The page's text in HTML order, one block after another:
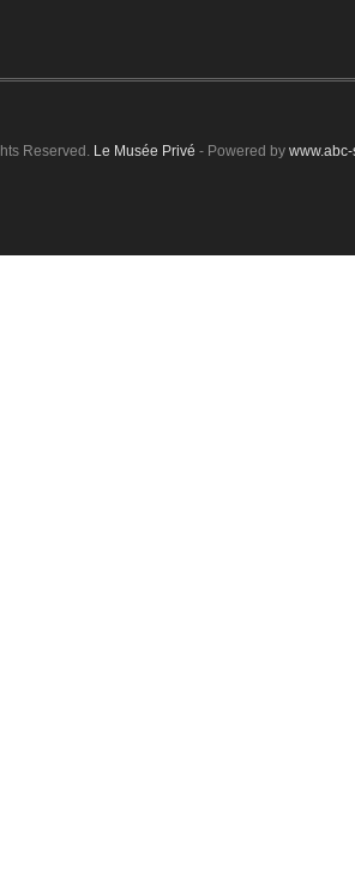
Reserved. Le Musée Privé - Powered by